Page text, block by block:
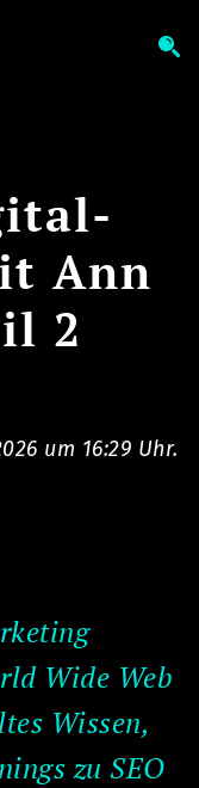
Ann
2
um 16:29 Uhr.
Wide Web
Wissen,
zu SEO